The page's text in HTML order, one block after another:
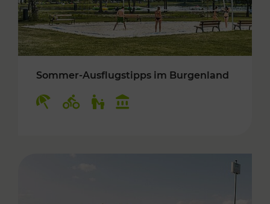
Sommer-Ausflugstipps im Burgenland